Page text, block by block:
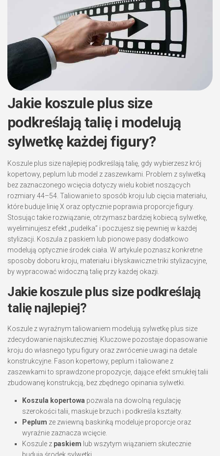
Jakie koszule plus size
podkreślają talię i modelują
sylwetkę każdej figury?
Koszule plus size najlepiej podkreślają talię, gdy wybierzesz krój
kopertowy, peplum lub model z zaszewkami. Problem z sylwetką
bez zaznaczonego wcięcia dotyczy wielu kobiet noszących
rozmiary 44–54. Taliowanie to sposób kroju lub cięcia materiału,
które buduje linię X oraz optycznie poprawia proporcje figury.
Stosując takie rozwiązanie, otrzymasz bardziej kobiecą sylwetkę,
wyeliminujesz efekt „pudełka” i poczujesz się pewniej w każdej
stylizacji. Koszula z paskiem lub pionowe pasy dodatkowo
modelują optycznie środek ciała. W artykule poznasz konkretne
sposoby doboru kroju, materiału i błyskawiczne triki stylizacyjne,
by wypracować widoczną talię przy każdej okazji.
Jakie koszule plus size podkreślają
talię najlepiej?
Koszule z wyraźnym taliowaniem modelują sylwetkę plus size
zdecydowanie najskuteczniej. Kluczowe pozostaje dopasowanie
kroju do własnego typu figury oraz zwrócenie uwagi na detale
konstrukcyjne. Fason kopertowy, peplum i taliowane z
zaszewkami to sprawdzone propozycje, dające efekt smukłej talii
zbudowanej konstrukcją, bez zbędnego opinania sylwetki.
Koszula kopertowa pozwala na dowolną regulację
szerokości talii, maskuje brzuch i podkreśla kształty.
Peplum ze zwiewną baskinką modeluje proporcje oraz
wyraźnie zaznacza wcięcie.
Koszule z paskiem lub wszytym wiązaniem skutecznie